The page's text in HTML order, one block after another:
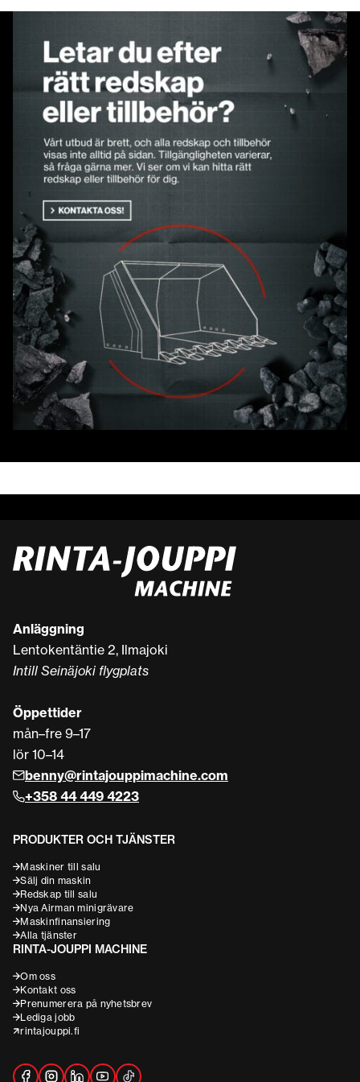
Anläggning
Lentokentäntie 2, Ilmajoki
Intill Seinäjoki flygplats
Öppettider
mån–fre 9–17
lör 10–14
benny@rintajouppimachine.com
+358 44 449 4223
PRODUKTER OCH TJÄNSTER
Maskiner till salu
Sälj din maskin
Redskap till salu
Nya Airman minigrävare
Maskinfinansiering
Alla tjänster
RINTA-JOUPPI MACHINE
Om oss
Kontakt oss
Prenumerera på nyhetsbrev
Lediga jobb
rintajouppi.fi